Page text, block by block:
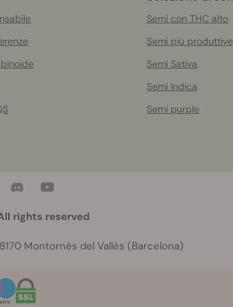
Semi con THC alto
Semi più produttive
Semi Sativa
Semi Indica
Semi purple
rights reserved
Montornès del Vallès (Barcelona)